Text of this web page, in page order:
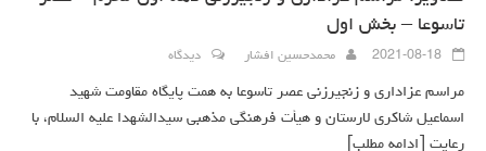
تاسوعا – بخش اول
2021-08-18 محمدحسین افشار دیدگاه
مراسم عزاداری و زنجیرزنی عصر تاسوعا به همت پایگاه مقاومت شهید
اسماعیل شاکری لارستان و هیأت فرهنگی مذهبی سیدالشهدا علیه السلام، با
رعایت
[ادامه مطلب]